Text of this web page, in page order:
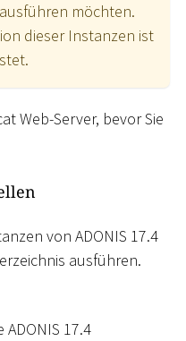
möchten.
dieser Instanzen ist
Web-Server, bevor Sie
von ADONIS 17.4
ausführen.
ADONIS 17.4